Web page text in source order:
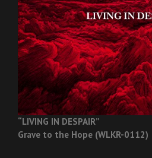
“LIVING IN DESPAIR”
Grave to the Hope (WLKR-0112)